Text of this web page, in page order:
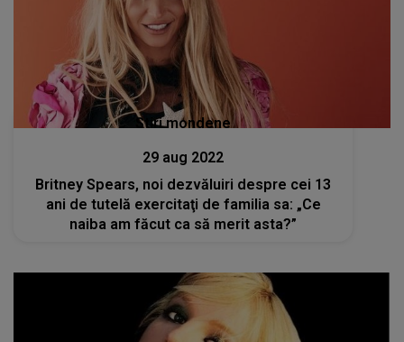
Stiri mondene
29 aug 2022
Britney Spears, noi dezvăluiri despre cei 13
ani de tutelă exercitaţi de familia sa: „Ce
naiba am făcut ca să merit asta?”